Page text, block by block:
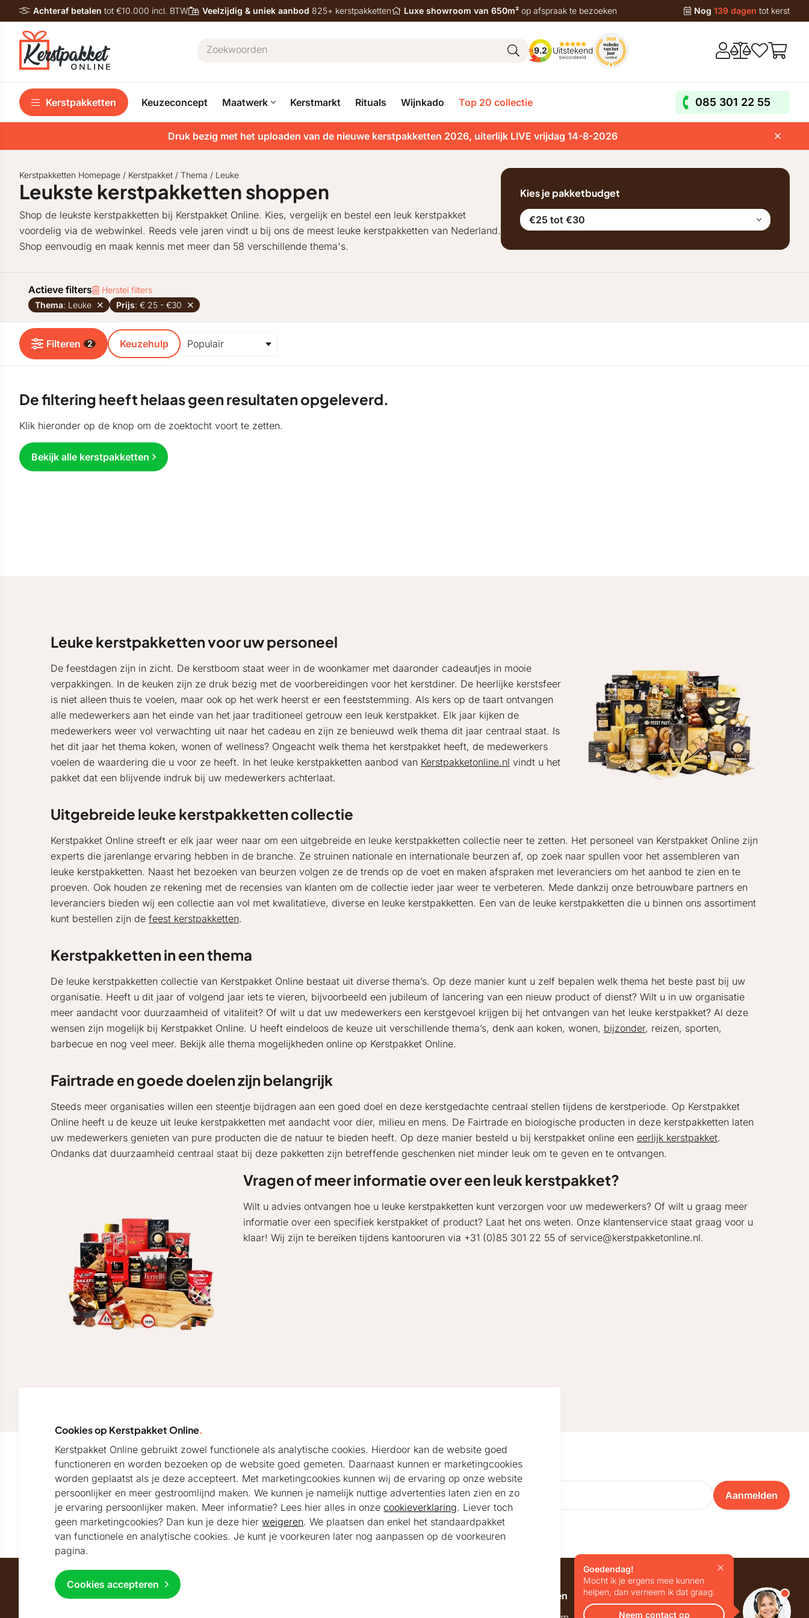
Achteraf betalen tot €10.000 incl. BTW Veelzijdig & uniek aanbod 825+ kerstpakketten Luxe showroom van 650m² op afspraak te bezoeken Nog 139 dagen tot kerst
9.2 Uitstekend
beoordeeld
Kerstpakketten Keuzeconcept Maatwerk Kerstmarkt Rituals Wijnkado Top 20 collectie 085 301 22 55
Druk bezig met het uploaden van de nieuwe kerstpakketten 2026, uiterlijk LIVE vrijdag 14-8-2026
Kerstpakketten Homepage / Kerstpakket / Thema / Leuke
Leukste kerstpakketten shoppen
Shop de leukste kerstpakketten bij Kerstpakket Online. Kies, vergelijk en bestel een leuk kerstpakket
voordelig via de webwinkel. Reeds vele jaren vindt u bij ons de meest leuke kerstpakketten van Nederland.
Shop eenvoudig en maak kennis met meer dan 58 verschillende thema's.
Kies je pakketbudget
€25 tot €30
Actieve filters
Herstel filters
Thema: Leuke Prijs: € 25 - €30
Filteren 2 Keuzehulp
De filtering heeft helaas geen resultaten opgeleverd.
Klik hieronder op de knop om de zoektocht voort te zetten.
Bekijk alle kerstpakketten
Leuke kerstpakketten voor uw personeel
De feestdagen zijn in zicht. De kerstboom staat weer in de woonkamer met daaronder cadeautjes in mooie
verpakkingen. In de keuken zijn ze druk bezig met de voorbereidingen voor het kerstdiner. De heerlijke kerstsfeer
is niet alleen thuis te voelen, maar ook op het werk heerst er een feeststemming. Als kers op de taart ontvangen
alle medewerkers aan het einde van het jaar traditioneel getrouw een leuk kerstpakket. Elk jaar kijken de
medewerkers weer vol verwachting uit naar het cadeau en zijn ze benieuwd welk thema dit jaar centraal staat. Is
het dit jaar het thema koken, wonen of wellness? Ongeacht welk thema het kerstpakket heeft, de medewerkers
voelen de waardering die u voor ze heeft. In het leuke kerstpakketten aanbod van Kerstpakketonline.nl vindt u het
pakket dat een blijvende indruk bij uw medewerkers achterlaat.
Uitgebreide leuke kerstpakketten collectie
Kerstpakket Online streeft er elk jaar weer naar om een uitgebreide en leuke kerstpakketten collectie neer te zetten. Het personeel van Kerstpakket Online zijn
experts die jarenlange ervaring hebben in de branche. Ze struinen nationale en internationale beurzen af, op zoek naar spullen voor het assembleren van
leuke kerstpakketten. Naast het bezoeken van beurzen volgen ze de trends op de voet en maken afspraken met leveranciers om het aanbod te zien en te
proeven. Ook houden ze rekening met de recensies van klanten om de collectie ieder jaar weer te verbeteren. Mede dankzij onze betrouwbare partners en
leveranciers bieden wij een collectie aan vol met kwalitatieve, diverse en leuke kerstpakketten. Een van de leuke kerstpakketten die u binnen ons assortiment
kunt bestellen zijn de feest kerstpakketten.
Kerstpakketten in een thema
De leuke kerstpakketten collectie van Kerstpakket Online bestaat uit diverse thema’s. Op deze manier kunt u zelf bepalen welk thema het beste past bij uw
organisatie. Heeft u dit jaar of volgend jaar iets te vieren, bijvoorbeeld een jubileum of lancering van een nieuw product of dienst? Wilt u in uw organisatie
meer aandacht voor duurzaamheid of vitaliteit? Of wilt u dat uw medewerkers een kerstgevoel krijgen bij het ontvangen van het leuke kerstpakket? Al deze
wensen zijn mogelijk bij Kerstpakket Online. U heeft eindeloos de keuze uit verschillende thema’s, denk aan koken, wonen, bijzonder, reizen, sporten,
barbecue en nog veel meer. Bekijk alle thema mogelijkheden online op Kerstpakket Online.
Fairtrade en goede doelen zijn belangrijk
Steeds meer organisaties willen een steentje bijdragen aan een goed doel en deze kerstgedachte centraal stellen tijdens de kerstperiode. Op Kerstpakket
Online heeft u de keuze uit leuke kerstpakketten met aandacht voor dier, milieu en mens. De Fairtrade en biologische producten in deze kerstpakketten laten
uw medewerkers genieten van pure producten die de natuur te bieden heeft. Op deze manier besteld u bij kerstpakket online een eerlijk kerstpakket.
Ondanks dat duurzaamheid centraal staat bij deze pakketten zijn betreffende geschenken niet minder leuk om te geven en te ontvangen.
Vragen of meer informatie over een leuk kerstpakket?
Wilt u advies ontvangen hoe u leuke kerstpakketten kunt verzorgen voor uw medewerkers? Of wilt u graag meer
informatie over een specifiek kerstpakket of product? Laat het ons weten. Onze klantenservice staat graag voor u
klaar! Wij zijn te bereiken tijdens kantooruren via +31 (0)85 301 22 55 of service@kerstpakketonline.nl.
Onze nieuwsbrief
Blijf per e-mail op de hoogte van het laatste nieuws
en de sfeervolste kerstpakketten
Aanmelden
Maatschappelijk partner van
Algemeen
Overig
Goedendag!
Mocht ik je ergens mee kunnen
helpen, dan verneem ik dat graag.
Neem contact op
Cookies op Kerstpakket Online.
Kerstpakket Online gebruikt zowel functionele als analytische cookies. Hierdoor kan de website goed
functioneren en worden bezoeken op de website goed gemeten. Daarnaast kunnen er marketingcookies
worden geplaatst als je deze accepteert. Met marketingcookies kunnen wij de ervaring op onze website
persoonlijker en meer gestroomlijnd maken. We kunnen je namelijk nuttige advertenties laten zien en zo
je ervaring persoonlijker maken. Meer informatie? Lees hier alles in onze cookieverklaring. Liever toch
geen marketingcookies? Dan kun je deze hierweigeren. We plaatsen dan enkel het standaardpakket
van functionele en analytische cookies. Je kunt je voorkeuren later nog aanpassen op de voorkeuren
pagina.
Cookies accepteren